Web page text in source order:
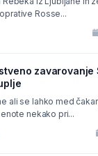
Rosse...
zavarovanje
ali se lahko med
nekako pri...